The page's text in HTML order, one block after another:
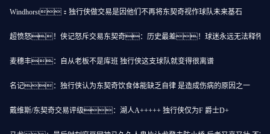
Windhorst：独行侠做交易是因他们不再将东契奇视作球队未来基石
超愤怒！侠记怒斥交易东契奇：历史最差！球迷永远无法释
麦穗丰：自从老板不是库班 独行侠这支球队就变得很离谱
名记：独行侠认为东契奇饮食体能缺乏自律 是造成伤病的原因之一
戴维斯/东契奇交易评级：湖人A+++++ 独行侠仅为F 爵士D+